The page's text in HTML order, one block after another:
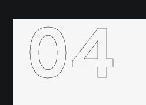
04